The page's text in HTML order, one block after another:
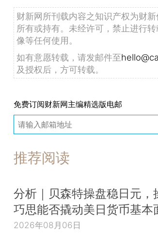
财新网所刊载内容之知识产权为财
所有或持有。未经许可，禁止进行
像等任何使用。
如有意愿转载，请发邮件至
及授权后，方可转载。
免费订阅财新网主编精选版电邮
推荐阅读
分析｜贝森特操盘稳日元，
巧思能否撬动美日货币基本
2026年08月06日